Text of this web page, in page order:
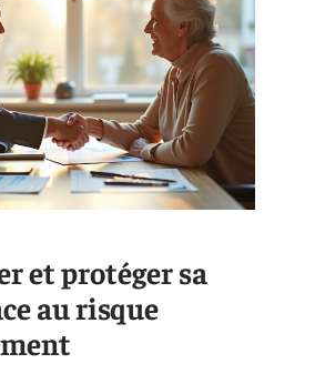
et protéger sa
au risque